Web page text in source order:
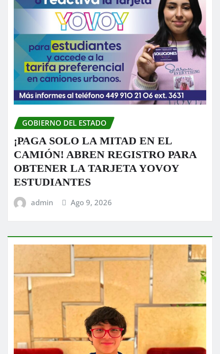
GOBIERNO DEL ESTADO
¡PAGA SOLO LA MITAD EN EL
CAMIÓN! ABREN REGISTRO PARA
OBTENER LA TARJETA YOVOY
ESTUDIANTES
admin Ago 9, 2026